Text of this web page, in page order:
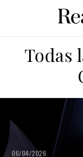
Todas
06/04/2026